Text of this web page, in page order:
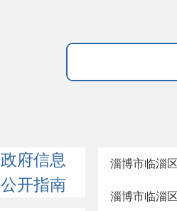
政府信息
公开指南
淄博市临淄
淄博市临淄